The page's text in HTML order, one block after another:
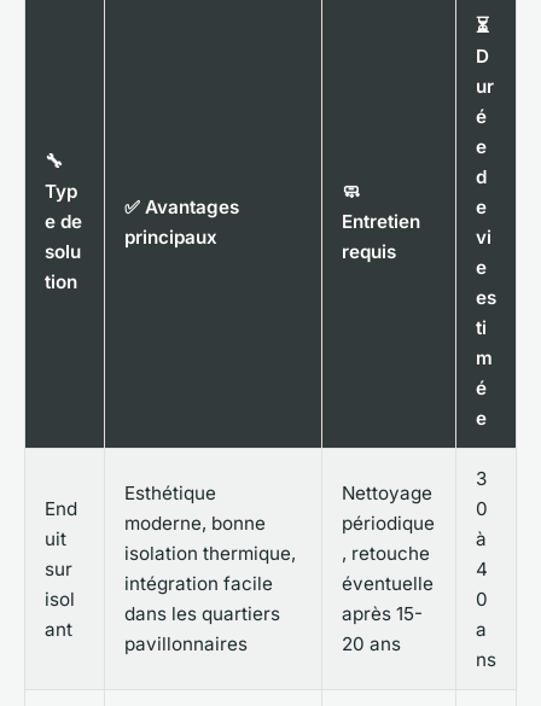
🔧
Typ
e de
solu
tion
✅ Avantages
principaux
🧼
Entretien
requis
⏳
D
ur
é
e
d
e
vi
e
es
ti
m
é
e
End
uit
sur
isol
ant
Esthétique
moderne, bonne
isolation thermique,
intégration facile
dans les quartiers
pavillonnaires
Nettoyage
périodique
, retouche
éventuelle
après 15-
20 ans
3
0
à
4
0
a
ns